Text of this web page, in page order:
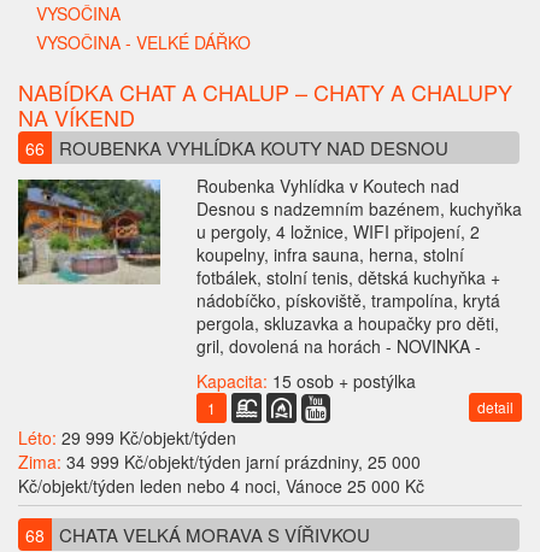
VYSOČINA
VYSOČINA - VELKÉ DÁŘKO
NABÍDKA CHAT A CHALUP – CHATY A CHALUPY
NA VÍKEND
66 ROUBENKA VYHLÍDKA KOUTY NAD DESNOU
Roubenka Vyhlídka v Koutech nad
Desnou s nadzemním bazénem, kuchyňka
u pergoly, 4 ložnice, WIFI připojení, 2
koupelny, infra sauna, herna, stolní
fotbálek, stolní tenis, dětská kuchyňka +
nádobíčko, pískoviště, trampolína, krytá
pergola, skluzavka a houpačky pro děti,
gril, dovolená na horách - NOVINKA -
Kapacita: 15 osob + postýlka
1 detail
Léto: 29 999 Kč/objekt/týden
Zima: 34 999 Kč/objekt/týden jarní prázdniny, 25 000
Kč/objekt/týden leden nebo 4 noci, Vánoce 25 000 Kč
68 CHATA VELKÁ MORAVA S VÍŘIVKOU